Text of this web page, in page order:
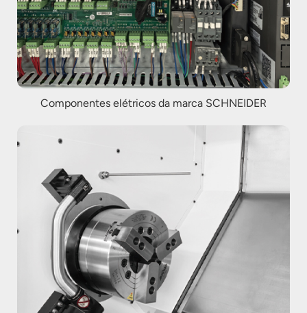
Componentes elétricos da marca SCHNEIDER